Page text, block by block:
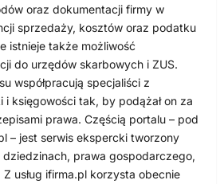
oraz dokumentacji firmy w
sprzedaży, kosztów oraz podatku
istnieje także możliwość
do urzędów skarbowych i ZUS.
współpracują specjaliści z
księgowości tak, by podążał on za
prawa. Częścią portalu – pod
– jest serwis ekspercki tworzony
prawa gospodarczego,
usług ifirma.pl korzysta obecnie